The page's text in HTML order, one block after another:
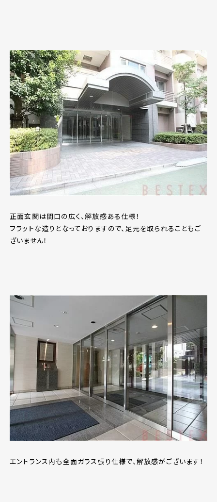
正面玄関は間口の広く、解放感ある仕様！
フラットな造りとなっておりますので、足元を取られることもご
ざいません！
エントランス内も全面ガラス張り仕様で、解放感がございます！